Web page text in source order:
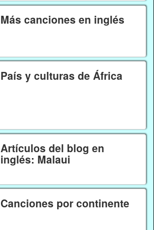
Más canciones en inglés
País y culturas de África
Artículos del blog en
inglés: Malaui
Canciones por continente